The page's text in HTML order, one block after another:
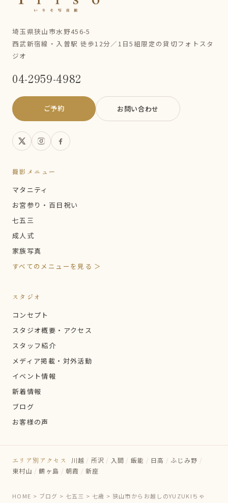
埼玉県狭山市水野456-5
西武新宿線・入曽駅 徒歩12分／1日5組限定の貸切フォトスタ
ジオ
04-2959-4982
ご予約 お問い合わせ
撮影メニュー
マタニティ
お宮参り・百日祝い
七五三
成人式
家族写真
すべてのメニューを見る ＞
スタジオ
コンセプト
スタジオ概要・アクセス
スタッフ紹介
メディア掲載・対外活動
イベント情報
新着情報
ブログ
お客様の声
エリア別アクセス 川越 / 所沢 / 入間 / 飯能 / 日高 / ふじみ野 /
東村山 / 鶴ヶ島 / 朝霞 / 新座
HOME > ブログ > 七五三 > 七歳 > 狭山市からお越しのYUZUKIちゃ